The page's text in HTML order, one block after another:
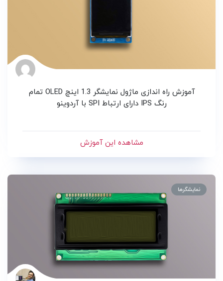
آموزش راه اندازی ماژول نمایشگر 1.3 اینچ OLED تمام
رنگ IPS دارای ارتباط SPI با آردوینو
مشاهده این آموزش
نمایشگرها